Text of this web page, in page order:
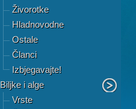
Živorotke
Hladnovodne
Ostale
Članci
Izbjegavajte!
Biljke i alge
Vrste